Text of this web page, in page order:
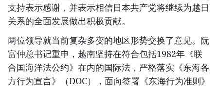
支持表示感谢，并表示相信日本共产党将继续为越日
关系的全面发展做出积极贡献。
两位领导就当前复杂多变的地区形势交换了意见。阮
富仲总书记重申，越南坚持在符合包括1982年《联
合国海洋法公约》在内的国际法，严格落实《东海各
方行为宣言》（DOC），面向签署《东海行为准则》